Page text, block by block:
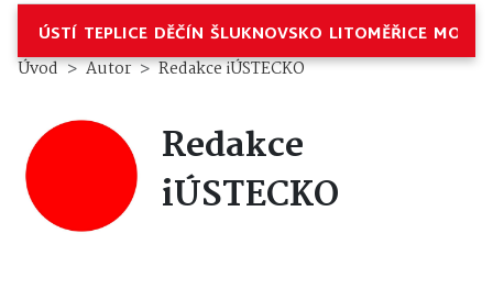
ÚSTÍ TEPLICE DĚČÍN ŠLUKNOVSKO LITOMĚŘICE
Úvod Autor Redakce iÚSTECKO
Redakce
iÚSTECKO